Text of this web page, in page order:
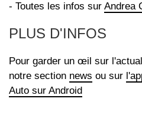
- Toutes les infos sur Andrea
PLUS D'INFOS
Pour garder un œil sur
notre section news ou sur
Auto sur Android